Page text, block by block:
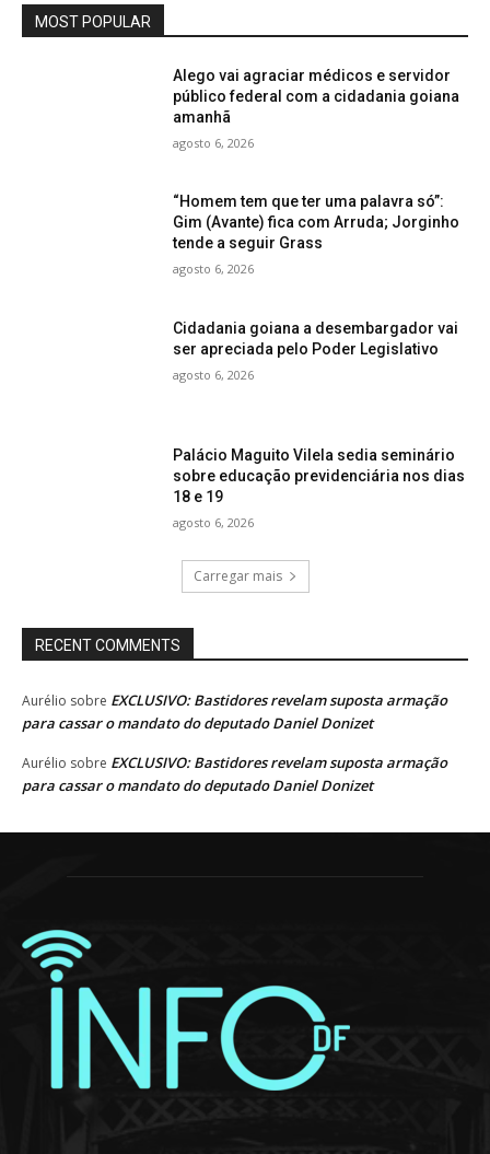
MOST POPULAR
Alego vai agraciar médicos e servidor
público federal com a cidadania goiana
amanhã
agosto 6, 2026
“Homem tem que ter uma palavra só”:
Gim (Avante) fica com Arruda; Jorginho
tende a seguir Grass
agosto 6, 2026
Cidadania goiana a desembargador vai
ser apreciada pelo Poder Legislativo
agosto 6, 2026
Palácio Maguito Vilela sedia seminário
sobre educação previdenciária nos dias
18 e 19
agosto 6, 2026
Carregar mais
RECENT COMMENTS
Aurélio sobre EXCLUSIVO: Bastidores revelam suposta armação
para cassar o mandato do deputado Daniel Donizet
Aurélio sobre EXCLUSIVO: Bastidores revelam suposta armação
para cassar o mandato do deputado Daniel Donizet